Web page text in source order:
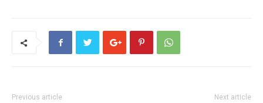
Previous article Next article